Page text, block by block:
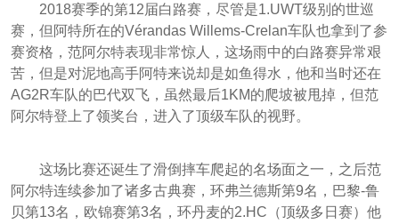
2018赛季的第12届白路赛，尽管是1.UWT级别的世巡
赛，但阿特所在的Vérandas Willems-Crelan车队也拿到了参
赛资格，范阿尔特表现非常惊人，这场雨中的白路赛异常艰
苦，但是对泥地高手阿特来说却是如鱼得水，他和当时还在
AG2R车队的巴代双飞，虽然最后1KM的爬坡被甩掉，但范
阿尔特登上了领奖台，进入了顶级车队的视野。
这场比赛还诞生了滑倒摔车爬起的名场面之一，之后范
阿尔特连续参加了诸多古典赛，环弗兰德斯第9名，巴黎-鲁
贝第13名，欧锦赛第3名，环丹麦的2.HC（顶级多日赛）他